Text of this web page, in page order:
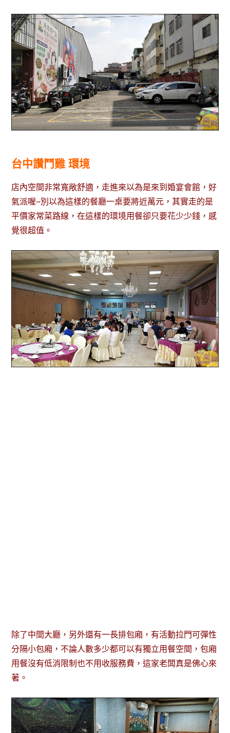
台中讚鬥雞 環境
店內空間非常寬敞舒適，走進來以為是來到婚宴會館，好
氣派喔~別以為這樣的餐廳一桌要將近萬元，其實走的是
平價家常菜路線，在這樣的環境用餐卻只要花少少錢，感
覺很超值。
除了中間大廳，另外還有一長排包廂，有活動拉門可彈性
分隔小包廂，不論人數多少都可以有獨立用餐空間，包廂
用餐沒有低消限制也不用收服務費，這家老闆真是佛心來
著。